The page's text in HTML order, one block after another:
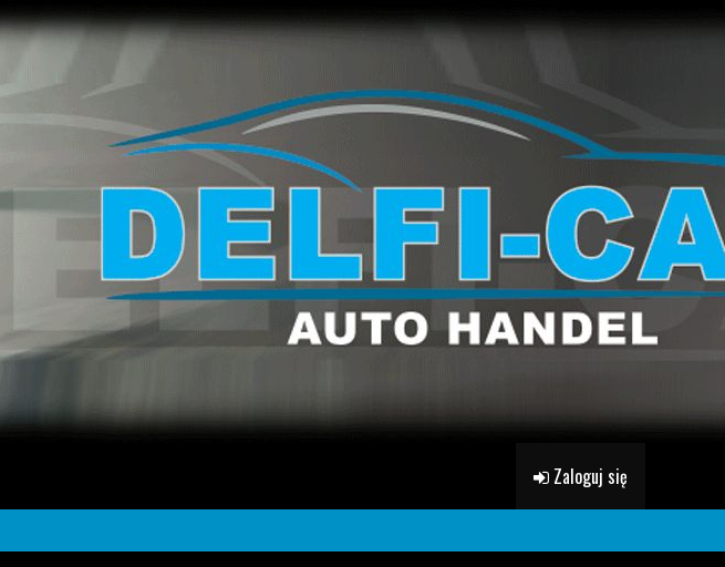
Zaloguj się